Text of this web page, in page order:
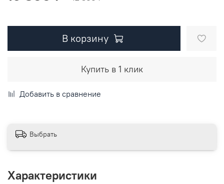
В корзину
Купить в 1 клик
Добавить в сравнение
Выбрать
Характеристики